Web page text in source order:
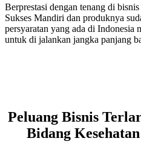
Berprestasi dengan tenang di
Sukses Mandiri dan produknya
persyaratan yang ada di Indonesia
untuk di jalankan jangka panjang
Peluang Bisnis
Bidang